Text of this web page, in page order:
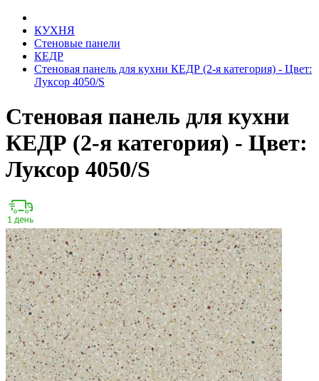
КУХНЯ
Стеновые панели
КЕДР
Стеновая панель для кухни КЕДР (2-я категория) - Цвет:
Луксор 4050/S
Стеновая панель для кухни
КЕДР (2-я категория) - Цвет:
Луксор 4050/S